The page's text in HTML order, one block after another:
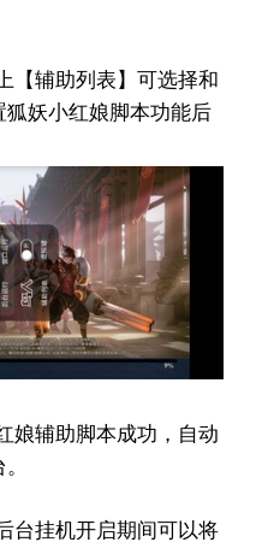
【辅助列表】可选择和
妖小红娘脚本功能后
娘辅助脚本成功，自动
台挂机开启期间可以将